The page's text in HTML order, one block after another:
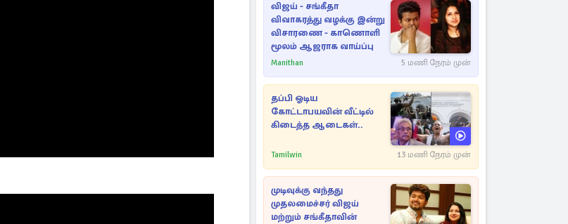
விஜய் - சங்கீதா
விவாகரத்து வழக்கு இன்று
விசாரணை - காணொளி
மூலம் ஆஜராக வாய்ப்பு
Manithan 5 மணி நேரம் முன்
தப்பி ஓடிய
கோட்டாபயவின் வீட்டில்
கிடைத்த ஆடைகள்..
Tamilwin 13 மணி நேரம் முன்
முடிவுக்கு வந்தது
முதலமைச்சர் விஜய்
மற்றும் சங்கீதாவின்